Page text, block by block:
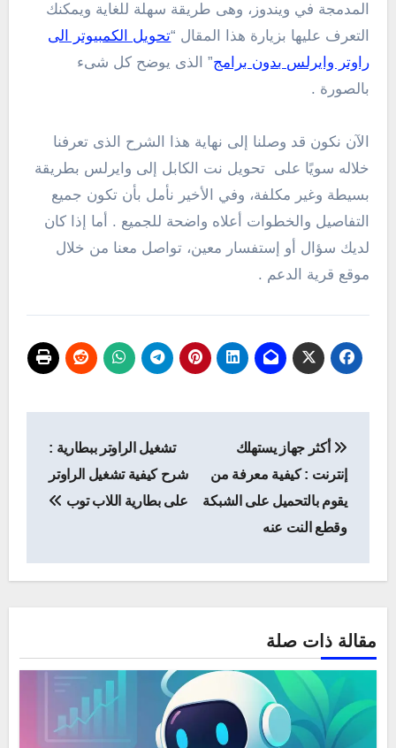
المدمجة في ويندوز، وهى طريقة سهلة للغاية ويمكنك
التعرف عليها بزيارة هذا المقال “تحويل الكمبيوتر الى
راوتر وايرلس بدون برامج” الذى يوضح كل شىء
بالصورة .
الآن نكون قد وصلنا إلى نهاية هذا الشرح الذى تعرفنا
خلاله سويًا على تحويل نت الكابل إلى وايرلس بطريقة
بسيطة وغير مكلفة، وفي الأخير نأمل بأن تكون جميع
التفاصيل والخطوات أعلاه واضحة للجميع . أما إذا كان
لديك سؤال أو إستفسار معين، تواصل معنا من خلال
موقع قرية الدعم .
المقالات
أكثر جهاز يستهلك
إنترنت : كيفية معرفة من
يقوم بالتحميل على الشبكة
وقطع النت عنه
تشغيل الراوتر ببطارية :
شرح كيفية تشغيل الراوتر
على بطارية اللاب توب
مقالة ذات صلة